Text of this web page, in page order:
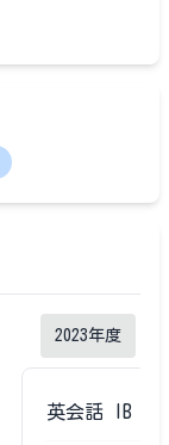
2023年度
英会話 IB